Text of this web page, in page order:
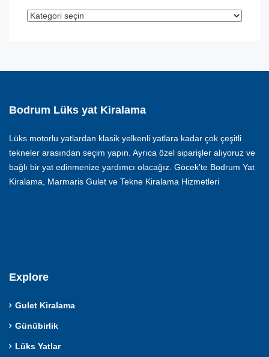
Bodrum Lüks yat Kiralama
Lüks motorlu yatlardan klasik yelkenli yatlara kadar çok çeşitli
tekneler arasından seçim yapın. Ayrıca özel siparişler alıyoruz ve
bağlı bir yat edinmenize yardımcı olacağız. Göcek’te Bodrum Yat
Kiralama, Marmaris Gulet ve Tekne Kiralama Hizmetleri
Explore
Gulet Kiralama
Günübirlik
Lüks Yatlar